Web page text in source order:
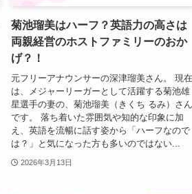
菊池瑠美はハーフ？英語力の高さは
両親経営のホストファミリーのおか
げ？！
元フリーアナウンサーの深津瑠美さん。 現在
は、メジャーリーガーとして活躍する菊池雄
星選手の妻の、菊池瑠美（きくち るみ）さん
です。 落ち着いた雰囲気や知的な印象に加
え、英語を流暢に話す姿から「ハーフなので
は？」と気になった方も多いのではない...
2026年3月13日